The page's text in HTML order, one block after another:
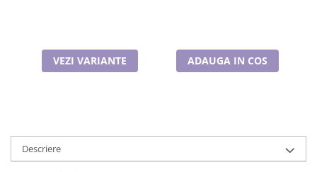
VEZI VARIANTE ADAUGA IN COS
Descriere